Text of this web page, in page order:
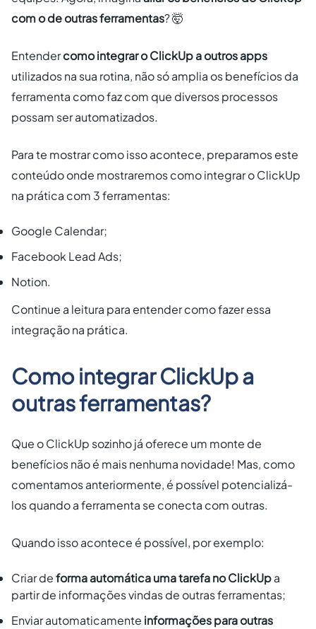
com o de outras ferramentas? 🤯
Entendercomo integrar o ClickUp a outros apps
utilizados na sua rotina, não só amplia os benefícios da
ferramenta como faz com que diversos processos
possam ser automatizados.
Para te mostrar como isso acontece, preparamos este
conteúdo onde mostraremos como integrar o ClickUp
na prática com 3 ferramentas:
Google Calendar;
Facebook Lead Ads;
Notion.
Continue a leitura para entender como fazer essa
integração na prática.
Como integrar ClickUp a
outras ferramentas?
Que o ClickUp sozinho já oferece um monte de
benefícios não é mais nenhuma novidade! Mas, como
comentamos anteriormente, é possível potencializá-
los quando a ferramenta se conecta com outras.
Quando isso acontece é possível, por exemplo:
Criar deforma automática uma tarefa no ClickUpa
partir de informações vindas de outras ferramentas;
Enviar automaticamente informações para outras